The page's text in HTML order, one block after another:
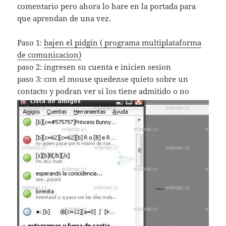
comentario pero ahora lo hare en la portada para
que aprendan de una vez.
Paso 1:bajen el pidgin ( programa multiplataforma
de comunicacion)
paso 2: ingresen su cuenta e inicien sesion
paso 3: con el mouse quedense quieto sobre un
contacto y podran ver si los tiene admitido o no